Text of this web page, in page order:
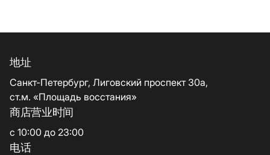
地址
Санкт-Петербург, Лиговский проспект 30а,
ст.м. «Площадь восстания»
商店营业时间
с 10:00 до 23:00
电话